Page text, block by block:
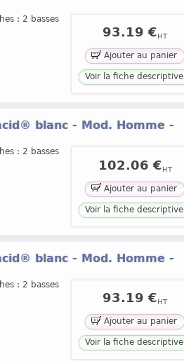
: 2 basses
93.19 € HT
Ajouter au panier
Voir la fiche descriptive
blanc - Mod. Homme -
: 2 basses
102.06 €HT
Ajouter au panier
Voir la fiche descriptive
blanc - Mod. Homme -
: 2 basses
93.19 € HT
Ajouter au panier
Voir la fiche descriptive